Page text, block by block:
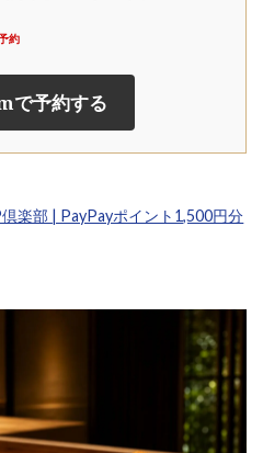
約
で予約する
楽部 | PayPayポイント1,500円分